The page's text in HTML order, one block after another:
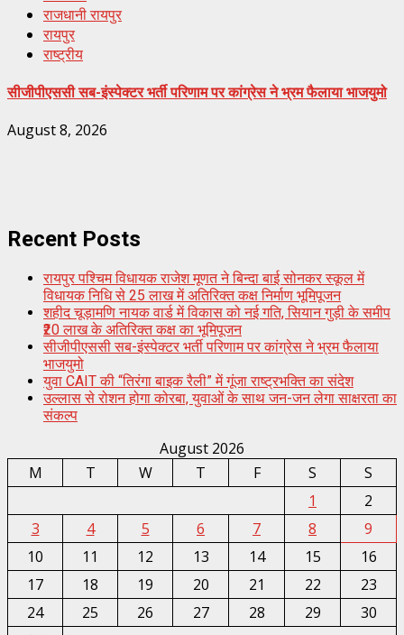
राजधानी रायपुर
रायपुर
राष्ट्रीय
सीजीपीएससी सब-इंस्पेक्टर भर्ती परिणाम पर कांग्रेस ने भ्रम फैलाया भाजयुमो
August 8, 2026
Recent Posts
रायपुर पश्चिम विधायक राजेश मूणत ने बिन्दा बाई सोनकर स्कूल में
विधायक निधि से 25 लाख में अतिरिक्त कक्ष निर्माण भूमिपूजन
शहीद चूड़ामणि नायक वार्ड में विकास को नई गति, सियान गुड़ी के समीप
₹20 लाख के अतिरिक्त कक्ष का भूमिपूजन
सीजीपीएससी सब-इंस्पेक्टर भर्ती परिणाम पर कांग्रेस ने भ्रम फैलाया
भाजयुमो
युवा CAIT की “तिरंगा बाइक रैली” में गूंजा राष्ट्रभक्ति का संदेश
उल्लास से रोशन होगा कोरबा, युवाओं के साथ जन-जन लेगा साक्षरता का
संकल्प
August 2026
M
T W T F S
S
1
2
3
4 5 6 7 8
9
10
11 12 13 14 15
16
17
18 19 20 21 22
23
24
25 26 27 28 29
30